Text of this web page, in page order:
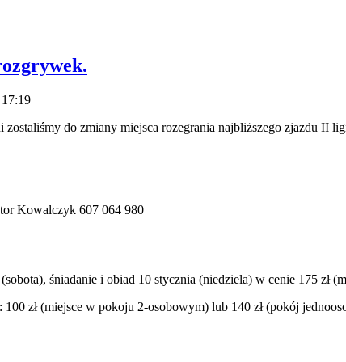
do zmiany miejsca rozegrania najbliższego zjazdu II
Kowalczyk 607 064 980
śniadanie i obiad 10 stycznia (niedziela) w cenie 175 zł
zł (miejsce w pokoju 2-osobowym) lub 140 zł (pokój